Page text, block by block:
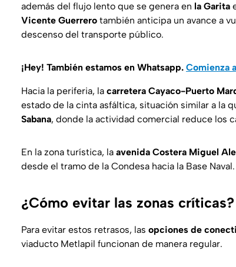
además del flujo lento que se genera en la Garita
Vicente Guerrero también anticipa un avance a
descenso del transporte público.
¡Hey! También estamos en Whatsapp. Comienza
Hacia la periferia, la carretera Cayaco-Puerto
estado de la cinta asfáltica, situación similar a la
Sabana, donde la actividad comercial reduce los
En la zona turística, la avenida Costera Miguel
desde el tramo de la Condesa hacia la Base Naval.
¿Cómo evitar las zonas críticas?
Para evitar estos retrasos, las opciones de
viaducto Metlapil funcionan de manera regular.